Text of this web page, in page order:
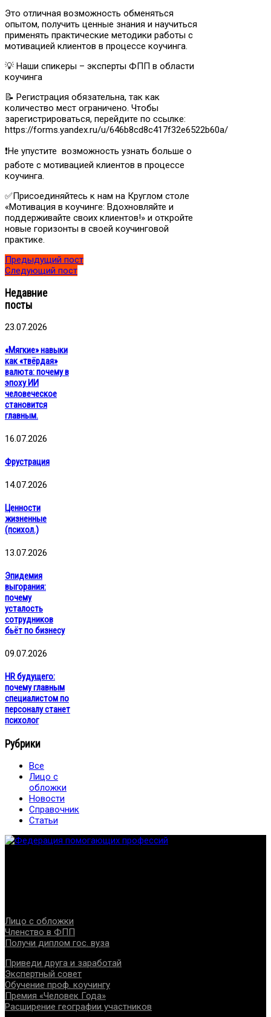
Это отличная возможность обменяться
опытом, получить ценные знания и научиться
применять практические методики работы с
мотивацией клиентов в процессе коучинга.
💡 Наши спикеры – эксперты ФПП в области
коучинга
📝 Регистрация обязательна, так как
количество мест ограничено. Чтобы
зарегистрироваться, перейдите по ссылке:
https://forms.yandex.ru/u/646b8cd8c417f32e6522b60a/
❗️Не упустите возможность узнать больше о
работе с мотивацией клиентов в процессе
коучинга.
✅Присоединяйтесь к нам на Круглом столе
«Мотивация в коучинге: Вдохновляйте и
поддерживайте своих клиентов!» и откройте
новые горизонты в своей коучинговой
практике.
Предыдущий пост
Следующий пост
Недавние
посты
23.07.2026
«Мягкие» навыки
как «твёрдая»
валюта: почему в
эпоху ИИ
человеческое
становится
главным.
16.07.2026
Фрустрация
14.07.2026
Ценности
жизненные
(психол.)
13.07.2026
Эпидемия
выгорания:
почему
усталость
сотрудников
бьёт по бизнесу
09.07.2026
HR будущего:
почему главным
специалистом по
персоналу станет
психолог
Рубрики
Все
Лицо с
обложки
Новости
Справочник
Статьи
Лицо с обложки
Членство в ФПП
Получи диплом гос. вуза
Приведи друга и заработай
Экспертный совет
Обучение проф. коучингу
Премия «Человек Года»
Расширение географии участников